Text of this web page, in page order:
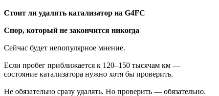
Стоит ли удалять катализатор на G4FC
Спор, который не закончится никогда
Сейчас будет непопулярное мнение.
Если пробег приближается к 120–150 тысячам км —
состояние катализатора нужно хотя бы проверить.
Не обязательно сразу удалять. Но проверить — обязательно.